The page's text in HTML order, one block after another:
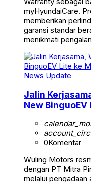
myHyundaiCare.
memberikan
garansi standar
menikmati
News Update
Jalin
New BinguoEV
0Komentar
Wuling Motors
dengan PT Mitra
melalui pengadaan